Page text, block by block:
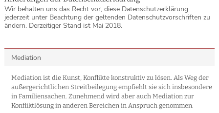
Wir behalten uns das Recht vor, diese Datenschutzerklärung
jederzeit unter Beachtung der geltenden Datenschutzvorschriften zu
ändern. Derzeitiger Stand ist Mai 2018.
Mediation
Mediation ist die Kunst, Konflikte konstruktiv zu lösen. Als Weg der
außergerichtlichen Streitbeilegung empfiehlt sie sich insbesondere
in Familiensachen. Zunehmend wird aber auch Mediation zur
Konfliktlösung in anderen Bereichen in Anspruch genommen.